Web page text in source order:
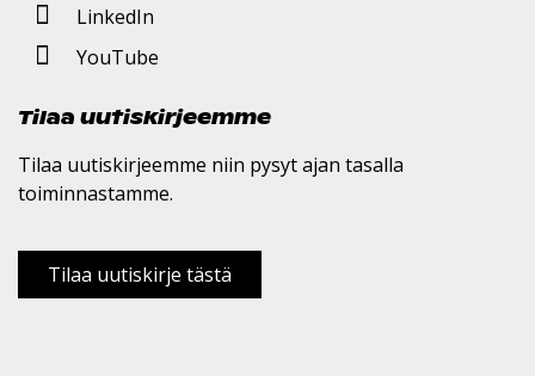
LinkedIn
YouTube
Tilaa uutiskirjeemme
Tilaa uutiskirjeemme niin pysyt ajan tasalla
toiminnastamme.
Tilaa uutiskirje tästä